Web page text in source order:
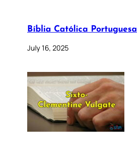
Bíblia Católica Portuguesa
July 16, 2025